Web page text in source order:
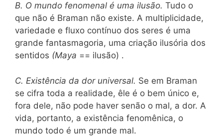
B. O mundo fenomenal é uma ilusão. Tudo o
que não é Braman não existe. A multiplicidade,
variedade e fluxo contínuo dos seres é uma
grande fantasmagoria, uma criação ilusória dos
sentidos (Maya == ilusão) .
C. Existência da dor universal. Se em Braman
se cifra toda a realidade, êle é o bem único e,
fora dele, não pode haver senão o mal, a dor. A
vida, portanto, a existência fenomênica, o
mundo todo é um grande mal.